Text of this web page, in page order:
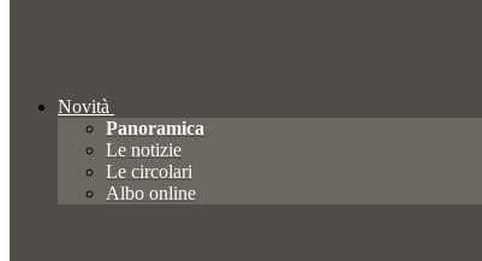
Novità
Panoramica
Le notizie
Le circolari
Albo online